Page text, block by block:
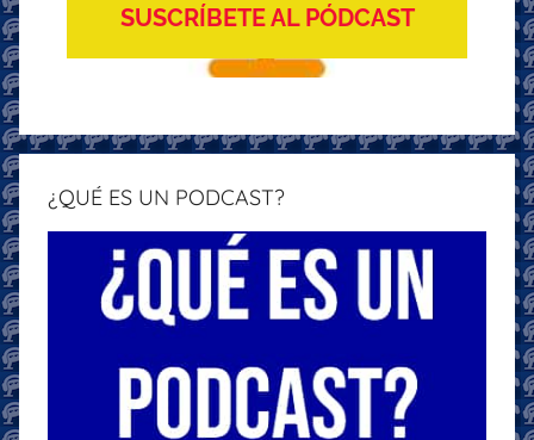
SUSCRÍBETE AL PÓDCAST
¿QUÉ ES UN PODCAST?